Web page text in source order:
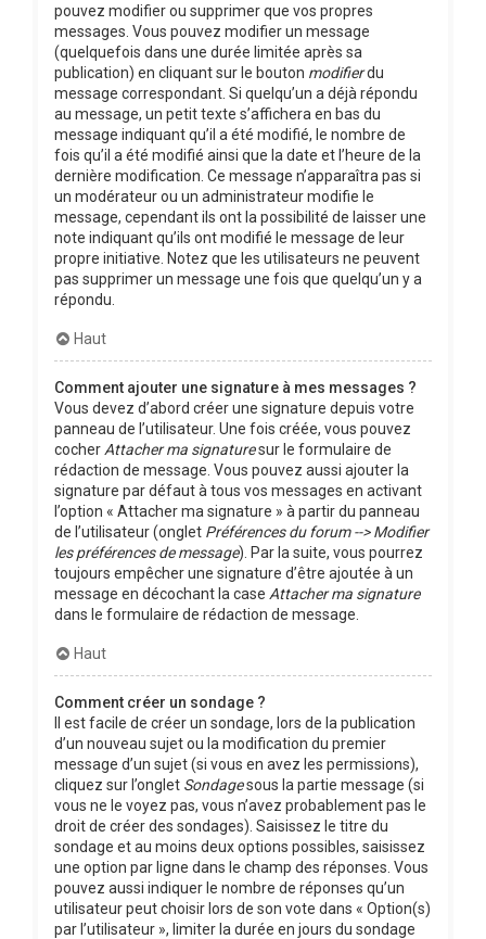
pouvez modifier ou supprimer que vos propres
messages. Vous pouvez modifier un message
(quelquefois dans une durée limitée après sa
publication) en cliquant sur le bouton modifierdu
message correspondant. Si quelqu’un a déjà répondu
au message, un petit texte s’affichera en bas du
message indiquant qu’il a été modifié, le nombre de
fois qu’il a été modifié ainsi que la date et l’heure de la
dernière modification. Ce message n’apparaîtra pas si
un modérateur ou un administrateur modifie le
message, cependant ils ont la possibilité de laisser une
note indiquant qu’ils ont modifié le message de leur
propre initiative. Notez que les utilisateurs ne peuvent
pas supprimer un message une fois que quelqu’un y a
répondu.
Haut
Comment ajouter une signature à mes messages ?
Vous devez d’abord créer une signature depuis votre
panneau de l’utilisateur. Une fois créée, vous pouvez
cocher Attacher ma signaturesur le formulaire de
rédaction de message. Vous pouvez aussi ajouter la
signature par défaut à tous vos messages en activant
l’option « Attacher ma signature » à partir du panneau
de l’utilisateur (onglet Préférences du forum --> Modifier
les préférences de message). Par la suite, vous pourrez
toujours empêcher une signature d’être ajoutée à un
message en décochant la case Attacher ma signature
dans le formulaire de rédaction de message.
Haut
Comment créer un sondage ?
Il est facile de créer un sondage, lors de la publication
d’un nouveau sujet ou la modification du premier
message d’un sujet (si vous en avez les permissions),
cliquez sur l’onglet Sondagesous la partie message (si
vous ne le voyez pas, vous n’avez probablement pas le
droit de créer des sondages). Saisissez le titre du
sondage et au moins deux options possibles, saisissez
une option par ligne dans le champ des réponses. Vous
pouvez aussi indiquer le nombre de réponses qu’un
utilisateur peut choisir lors de son vote dans « Option(s)
par l’utilisateur », limiter la durée en jours du sondage